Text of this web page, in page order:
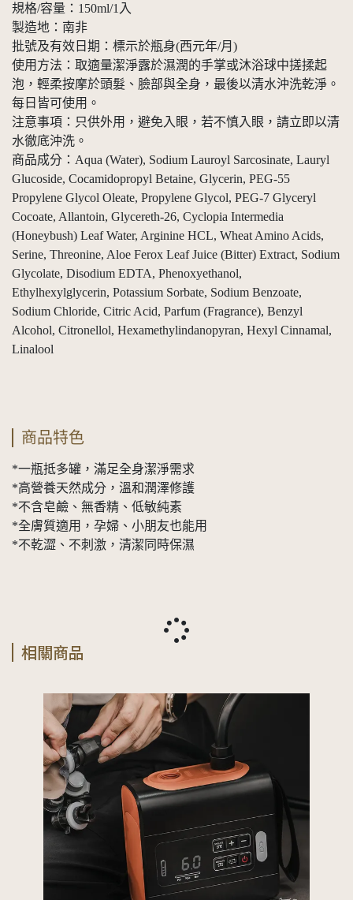
規格/容量：150ml/1入
製造地：南非
批號及有效日期：標示於瓶身(西元年/月)
使用方法：取適量潔淨露於濕潤的手掌或沐浴球中搓揉起
泡，輕柔按摩於頭髮、臉部與全身，最後以清水沖洗乾淨。
每日皆可使用。
注意事項：只供外用，避免入眼，若不慎入眼，請立即以清
水徹底沖洗。
商品成分：Aqua (Water), Sodium Lauroyl Sarcosinate, Lauryl
Glucoside, Cocamidopropyl Betaine, Glycerin, PEG-55
Propylene Glycol Oleate, Propylene Glycol, PEG-7 Glyceryl
Cocoate, Allantoin, Glycereth-26, Cyclopia Intermedia
(Honeybush) Leaf Water, Arginine HCL, Wheat Amino Acids,
Serine, Threonine, Aloe Ferox Leaf Juice (Bitter) Extract, Sodium
Glycolate, Disodium EDTA, Phenoxyethanol,
Ethylhexylglycerin, Potassium Sorbate, Sodium Benzoate,
Sodium Chloride, Citric Acid, Parfum (Fragrance), Benzyl
Alcohol, Citronellol, Hexamethylindanopyran, Hexyl Cinnamal,
Linalool
商品特色
*一瓶抵多罐，滿足全身潔淨需求
*高營養天然成分，溫和潤澤修護
*不含皂鹼、無香精、低敏純素
*全膚質適用，孕婦、小朋友也能用
*不乾澀、不刺激，清潔同時保濕
相關商品